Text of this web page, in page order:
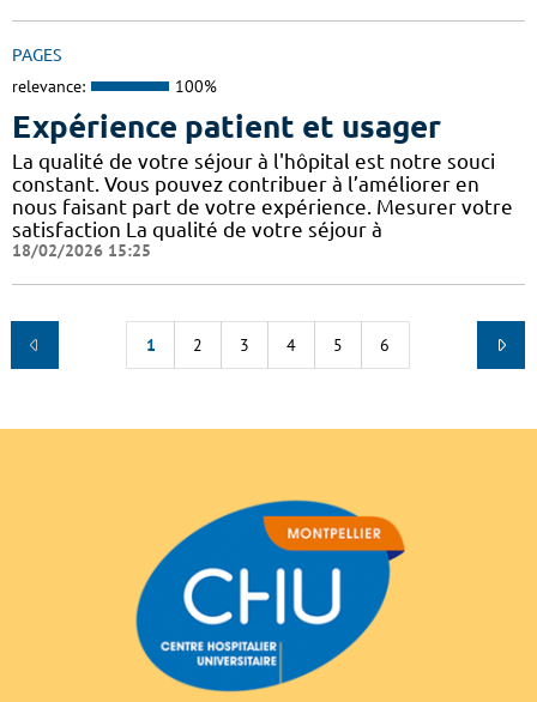
PAGES
relevance: 100%
Expérience patient et usager
La qualité de votre séjour à l'hôpital est notre souci
constant. Vous pouvez contribuer à l’améliorer en
nous faisant part de votre expérience. Mesurer votre
satisfaction La qualité de votre séjour à
18/02/2026 15:25
1 2 3 4 5 6